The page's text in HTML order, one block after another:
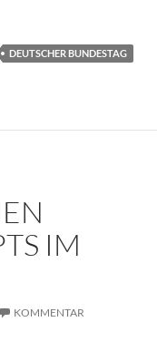
DEUTSCHER BUNDESTAG
IM
KOMMENTAR